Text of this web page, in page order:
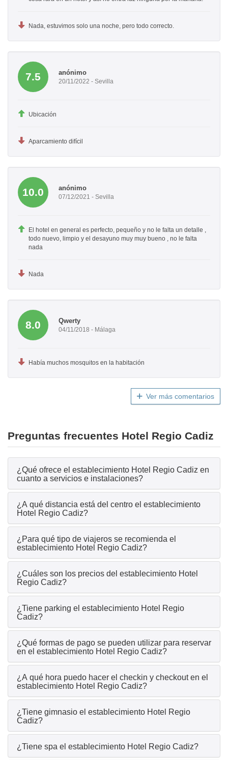
Nada, estuvimos solo una noche, pero todo correcto.
7.5 anónimo
20/11/2022 - Sevilla
Ubicación
Aparcamiento difícil
10.0 anónimo
07/12/2021 - Sevilla
El hotel en general es perfecto, pequeño y no le falta un detalle ,
todo nuevo, limpio y el desayuno muy muy bueno , no le falta
nada
Nada
8.0 Qwerty
04/11/2018 - Málaga
Había muchos mosquitos en la habitación
Ver más comentarios
Preguntas frecuentes Hotel Regio Cadiz
¿Qué ofrece el establecimiento Hotel Regio Cadiz en
cuanto a servicios e instalaciones?
¿A qué distancia está del centro el establecimiento
Hotel Regio Cadiz?
¿Para qué tipo de viajeros se recomienda el
establecimiento Hotel Regio Cadiz?
¿Cuáles son los precios del establecimiento Hotel
Regio Cadiz?
¿Tiene parking el establecimiento Hotel Regio
Cadiz?
¿Qué formas de pago se pueden utilizar para reservar
en el establecimiento Hotel Regio Cadiz?
¿A qué hora puedo hacer el checkin y checkout en el
establecimiento Hotel Regio Cadiz?
¿Tiene gimnasio el establecimiento Hotel Regio
Cadiz?
¿Tiene spa el establecimiento Hotel Regio Cadiz?